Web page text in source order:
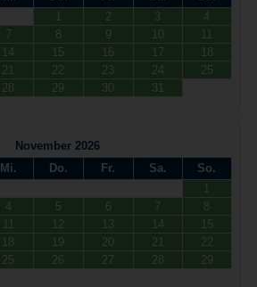
1
2 3
4
7 8 9 10
11
14 15 16 17
18
21 22 23 24
25
28 29 30 31
November 2026
Mi. Do. Fr. Sa.
So.
1
4 5 6 7
8
11 12 13 14
15
18 19 20 21
22
25 26 27 28
29